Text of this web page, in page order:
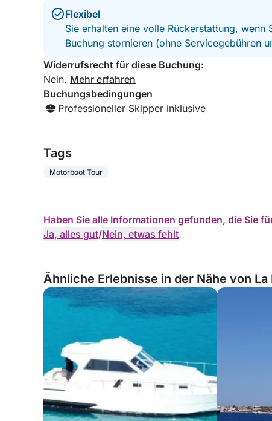
Flexibel
Sie erhalten eine volle Rückerstattung,
Buchung stornieren (ohne Servicegebühren
Widerrufsrecht für diese Buchung:
Nein. Mehr erfahren
Buchungsbedingungen
Professioneller Skipper inklusive
Tags
Motorboot Tour
Haben Sie alle Informationen gefunden, die Sie
Ja, alles gut/Nein, etwas fehlt
Ähnliche Erlebnisse in der Nähe von La